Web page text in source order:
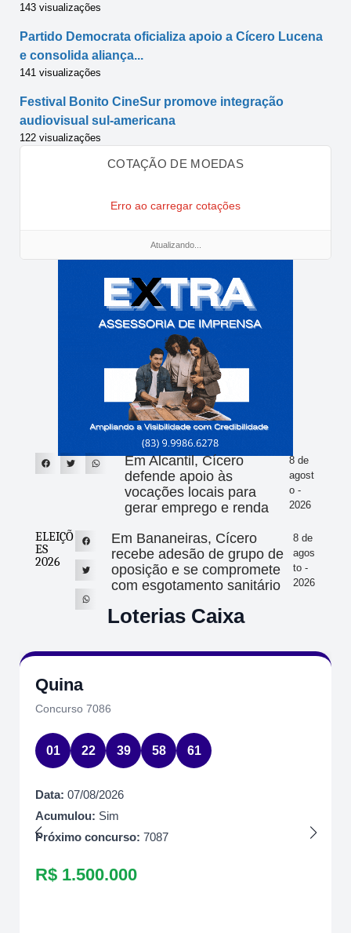
143 visualizações
Partido Democrata oficializa apoio a Cícero Lucena
e consolida aliança...
141 visualizações
Festival Bonito CineSur promove integração
audiovisual sul-americana
122 visualizações
COTAÇÃO DE MOEDAS
Erro ao carregar cotações
Atualizando...
Em Alcantil, Cícero
defende apoio às
vocações locais para
gerar emprego e renda
8 de
agost
o -
2026
ELEIÇÕ
ES
2026
Em Bananeiras, Cícero
recebe adesão de grupo de
oposição e se compromete
com esgotamento sanitário
8 de
agos
to -
2026
Loterias Caixa
Quina
Concurso 7086
01 22 39 58 61
Data: 07/08/2026
Acumulou: Sim
Próximo concurso: 7087
R$ 1.500.000